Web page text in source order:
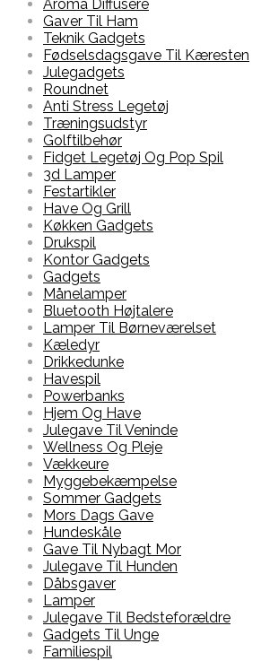
Aroma Diffusere
Gaver Til Ham
Teknik Gadgets
Fødselsdagsgave Til Kæresten
Julegadgets
Roundnet
Anti Stress Legetøj
Træningsudstyr
Golftilbehør
Fidget Legetøj Og Pop Spil
3d Lamper
Festartikler
Have Og Grill
Køkken Gadgets
Drukspil
Kontor Gadgets
Gadgets
Månelamper
Bluetooth Højtalere
Lamper Til Børneværelset
Kæledyr
Drikkedunke
Havespil
Powerbanks
Hjem Og Have
Julegave Til Veninde
Wellness Og Pleje
Vækkeure
Myggebekæmpelse
Sommer Gadgets
Mors Dags Gave
Hundeskåle
Gave Til Nybagt Mor
Julegave Til Hunden
Dåbsgaver
Lamper
Julegave Til Bedsteforældre
Gadgets Til Unge
Familiespil